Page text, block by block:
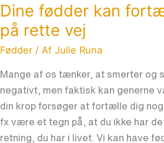
Dine fødder kan
på rette vej
Fødder / Af Julie Runa
Mange af os tænker, at smerter og
negativt, men faktisk kan generne
din krop forsøger at fortælle dig
fx være et tegn på, at du ikke har
retning, du har i livet. Vi kan have